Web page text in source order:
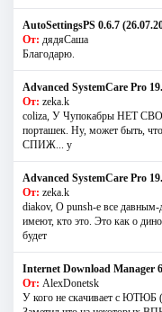
AutoSettingsPS 0.6.7
От: дядяСаша
Благодарю.
Advanced SystemCare Pro
От: zeka.k
coliza, У Чупокабры НЕТ
порташек. Ну, может быть,
СПИЖ... у
Advanced SystemCare Pro
От: zeka.k
diakov, О punsh-е все давным-
имеют, кто это. Это как о
будет
Internet Download Manager
От: AlexDonetsk
У кого не скачивает с ЮТЮБ